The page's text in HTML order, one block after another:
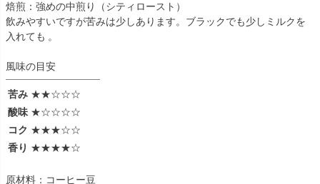
焙煎：強めの中煎り（シティロースト）
飲みやすいですが苦みは少しあります。ブラックでも少しミルクを
入れても 。
風味の目安
苦み ★★☆☆☆
酸味 ★☆☆☆☆
コク ★★★☆☆
香り ★★★★☆
原材料：コーヒー豆